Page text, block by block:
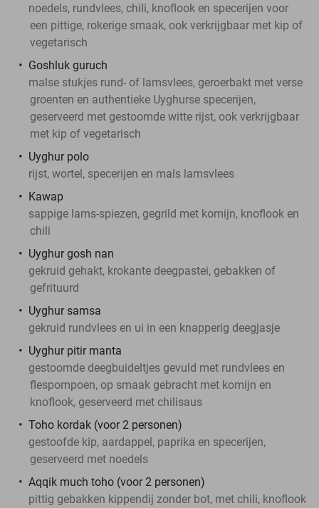
noedels, rundvlees, chili, knoflook en specerijen voor
een pittige, rokerige smaak, ook verkrijgbaar met kip of
vegetarisch
Goshluk guruch
malse stukjes rund- of lamsvlees, geroerbakt met verse
groenten en authentieke Uyghurse specerijen,
geserveerd met gestoomde witte rijst, ook verkrijgbaar
met kip of vegetarisch
Uyghur polo
rijst, wortel, specerijen en mals lamsvlees
Kawap
sappige lams-spiezen, gegrild met komijn, knoflook en
chili
Uyghur gosh nan
gekruid gehakt, krokante deegpastei, gebakken of
gefrituurd
Uyghur samsa
gekruid rundvlees en ui in een knapperig deegjasje
Uyghur pitir manta
gestoomde deegbuideltjes gevuld met rundvlees en
flespompoen, op smaak gebracht met komijn en
knoflook, geserveerd met chilisaus
Toho kordak (voor 2 personen)
gestoofde kip, aardappel, paprika en specerijen,
geserveerd met noedels
Aqqik much toho (voor 2 personen)
pittig gebakken kippendij zonder bot, met chili, knoflook